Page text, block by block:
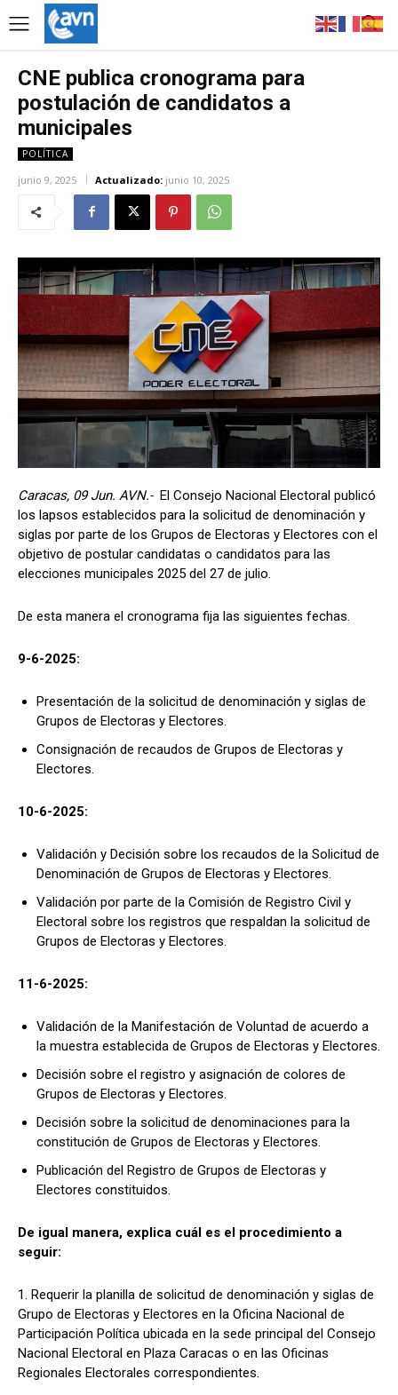
CNE publica cronograma para
postulación de candidatos a
municipales
POLÍTICA
junio 9, 2025 Actualizado: junio 10, 2025
Caracas, 09 Jun. AVN.- El Consejo Nacional Electoral publicó
los lapsos establecidos para la solicitud de denominación y
siglas por parte de los Grupos de Electoras y Electores con el
objetivo de postular candidatas o candidatos para las
elecciones municipales 2025 del 27 de julio.
De esta manera el cronograma fija las siguientes fechas.
9-6-2025:
Presentación de la solicitud de denominación y siglas de
Grupos de Electoras y Electores.
Consignación de recaudos de Grupos de Electoras y
Electores.
10-6-2025:
Validación y Decisión sobre los recaudos de la Solicitud de
Denominación de Grupos de Electoras y Electores.
Validación por parte de la Comisión de Registro Civil y
Electoral sobre los registros que respaldan la solicitud de
Grupos de Electoras y Electores.
11-6-2025:
Validación de la Manifestación de Voluntad de acuerdo a
la muestra establecida de Grupos de Electoras y Electores.
Decisión sobre el registro y asignación de colores de
Grupos de Electoras y Electores.
Decisión sobre la solicitud de denominaciones para la
constitución de Grupos de Electoras y Electores.
Publicación del Registro de Grupos de Electoras y
Electores constituidos.
De igual manera, explica cuál es el procedimiento a
seguir:
1. Requerir la planilla de solicitud de denominación y siglas de
Grupo de Electoras y Electores en la Oficina Nacional de
Participación Política ubicada en la sede principal del Consejo
Nacional Electoral en Plaza Caracas o en las Oficinas
Regionales Electorales correspondientes.